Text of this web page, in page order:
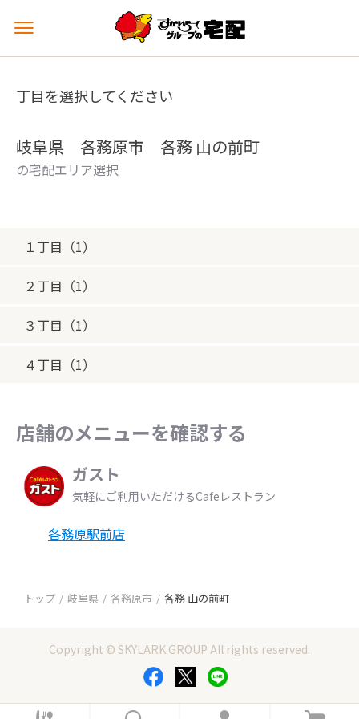
メ
ュ
を
丁目を選択してください
岐阜県 各務原市 各務 山の前町
の宅配エリア選択
１丁目（1）
２丁目（1）
３丁目（1）
４丁目（1）
店舗のメニューを確認する
ガスト
気軽にご利用いただけるCafeレストラン
各務原駅前店
トップ 岐阜県 各務原市 各務 山の前町
Copyright © SKYLARK GROUP All rights reserved.